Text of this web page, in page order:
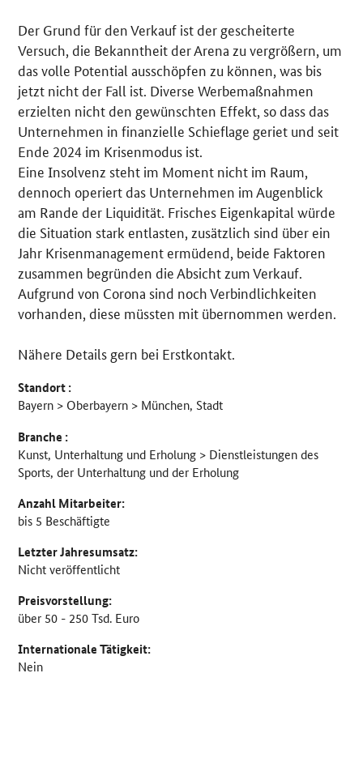
Der Grund für den Verkauf ist der gescheiterte
Versuch, die Bekanntheit der Arena zu vergrößern, um
das volle Potential ausschöpfen zu können, was bis
jetzt nicht der Fall ist. Diverse Werbemaßnahmen
erzielten nicht den gewünschten Effekt, so dass das
Unternehmen in finanzielle Schieflage geriet und seit
Ende 2024 im Krisenmodus ist.
Eine Insolvenz steht im Moment nicht im Raum,
dennoch operiert das Unternehmen im Augenblick
am Rande der Liquidität. Frisches Eigenkapital würde
die Situation stark entlasten, zusätzlich sind über ein
Jahr Krisenmanagement ermüdend, beide Faktoren
zusammen begründen die Absicht zum Verkauf.
Aufgrund von Corona sind noch Verbindlichkeiten
vorhanden, diese müssten mit übernommen werden.
Nähere Details gern bei Erstkontakt.
Standort :
Bayern > Oberbayern > München, Stadt
Branche :
Kunst, Unterhaltung und Erholung > Dienstleistungen des
Sports, der Unterhaltung und der Erholung
Anzahl Mitarbeiter:
bis 5 Beschäftigte
Letzter Jahresumsatz:
Nicht veröffentlicht
Preisvorstellung:
über 50 - 250 Tsd. Euro
Internationale Tätigkeit:
Nein